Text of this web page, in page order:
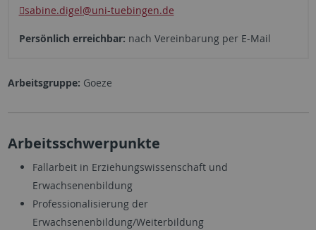
sabine.digel@uni-tuebingen.de
Persönlich erreichbar: nach Vereinbarung per E-Mail
Arbeitsgruppe: Goeze
Arbeitsschwerpunkte
Fallarbeit in Erziehungswissenschaft und
Erwachsenenbildung
Professionalisierung der
Erwachsenenbildung/Weiterbildung